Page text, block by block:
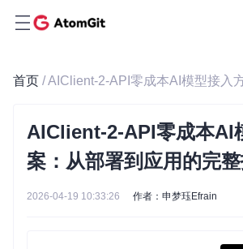
首页
AIClient-2-API零成本AI
案：从部署到应用的完
2026-04-19 10:33:26 作者：申梦珏Efrain